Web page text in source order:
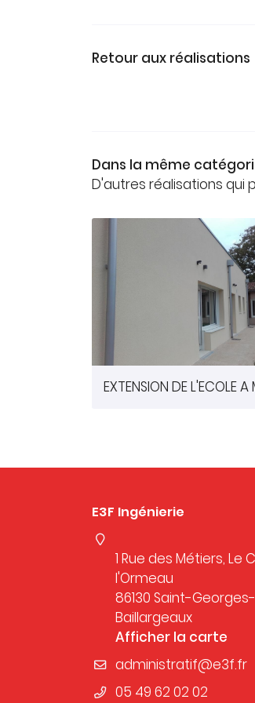
Retour aux réalisations
Dans la même
D'autres réalisations qui
E3F Ingénierie
1 Rue des Métiers, Le
l'Ormeau
86130 Saint-
Baillargeaux
Afficher la carte
05 49 62 02 02